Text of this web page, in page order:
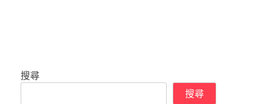
搜尋
搜尋